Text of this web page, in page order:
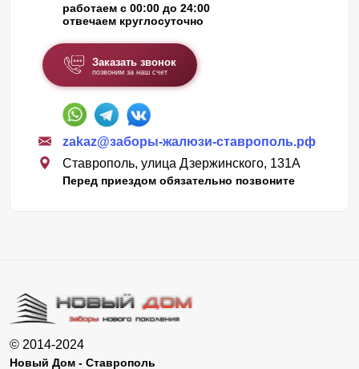
работаем с 00:00 до 24:00
отвечаем круглосуточно
Заказать звонок
позвоним за наш счет
zakaz@заборы-жалюзи-ставрополь.рф
Ставрополь, улица Дзержинского, 131А
Перед приездом обязательно позвоните
© 2014-2024
Новый Дом - Ставрополь